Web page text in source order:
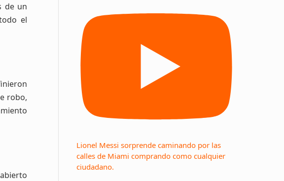
de un
el
robo,
Lionel Messi sorprende caminando por las
calles de Miami comprando como cualquier
ciudadano.